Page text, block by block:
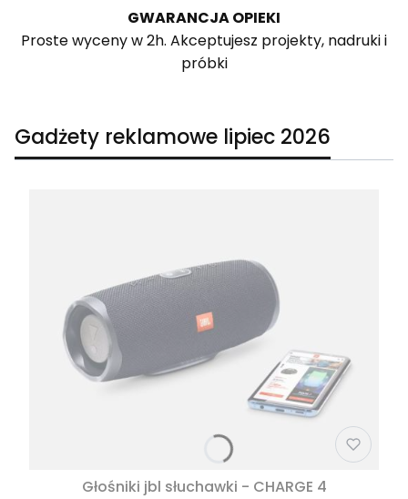
GWARANCJA OPIEKI
Proste wyceny w 2h. Akceptujesz projekty, nadruki i
próbki
Gadżety reklamowe lipiec 2026
Głośniki jbl słuchawki - CHARGE 4